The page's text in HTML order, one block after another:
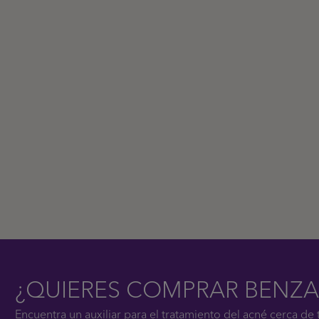
¿QUIERES COMPRAR
Encuentra un auxiliar para el tratamiento del acné cerca de